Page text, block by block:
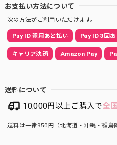
お支払い方法について
次の方法がご利用いただけます。
Pay ID 翌月あと払い Pay ID 3回
キャリア決済 Amazon Pay
送料について
10,000円以上ご購入で全
送料は一律950円（北海道・沖縄・離島